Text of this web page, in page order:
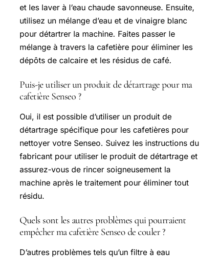
et les laver à l’eau chaude savonneuse. Ensuite,
utilisez un mélange d’eau et de vinaigre blanc
pour détartrer la machine. Faites passer le
mélange à travers la cafetière pour éliminer les
dépôts de calcaire et les résidus de café.
Puis-je utiliser un produit de détartrage pour ma
cafetière Senseo ?
Oui, il est possible d’utiliser un produit de
détartrage spécifique pour les cafetières pour
nettoyer votre Senseo. Suivez les instructions du
fabricant pour utiliser le produit de détartrage et
assurez-vous de rincer soigneusement la
machine après le traitement pour éliminer tout
résidu.
Quels sont les autres problèmes qui pourraient
empêcher ma cafetière Senseo de couler ?
D’autres problèmes tels qu’un filtre à eau